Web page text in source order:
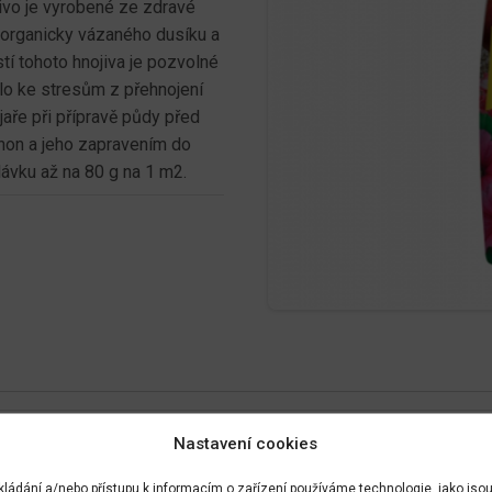
Nastavení cookies
a/nebo přístupu k informacím o zařízení používáme technologie, jako jsou
je vyrobené ze zdravé
vázaného dusíku a
tohoto hnojiva je pozvolné
ke stresům z přehnojení
při přípravě půdy před
a jeho zapravením do
až na 80 g na 1 m2.